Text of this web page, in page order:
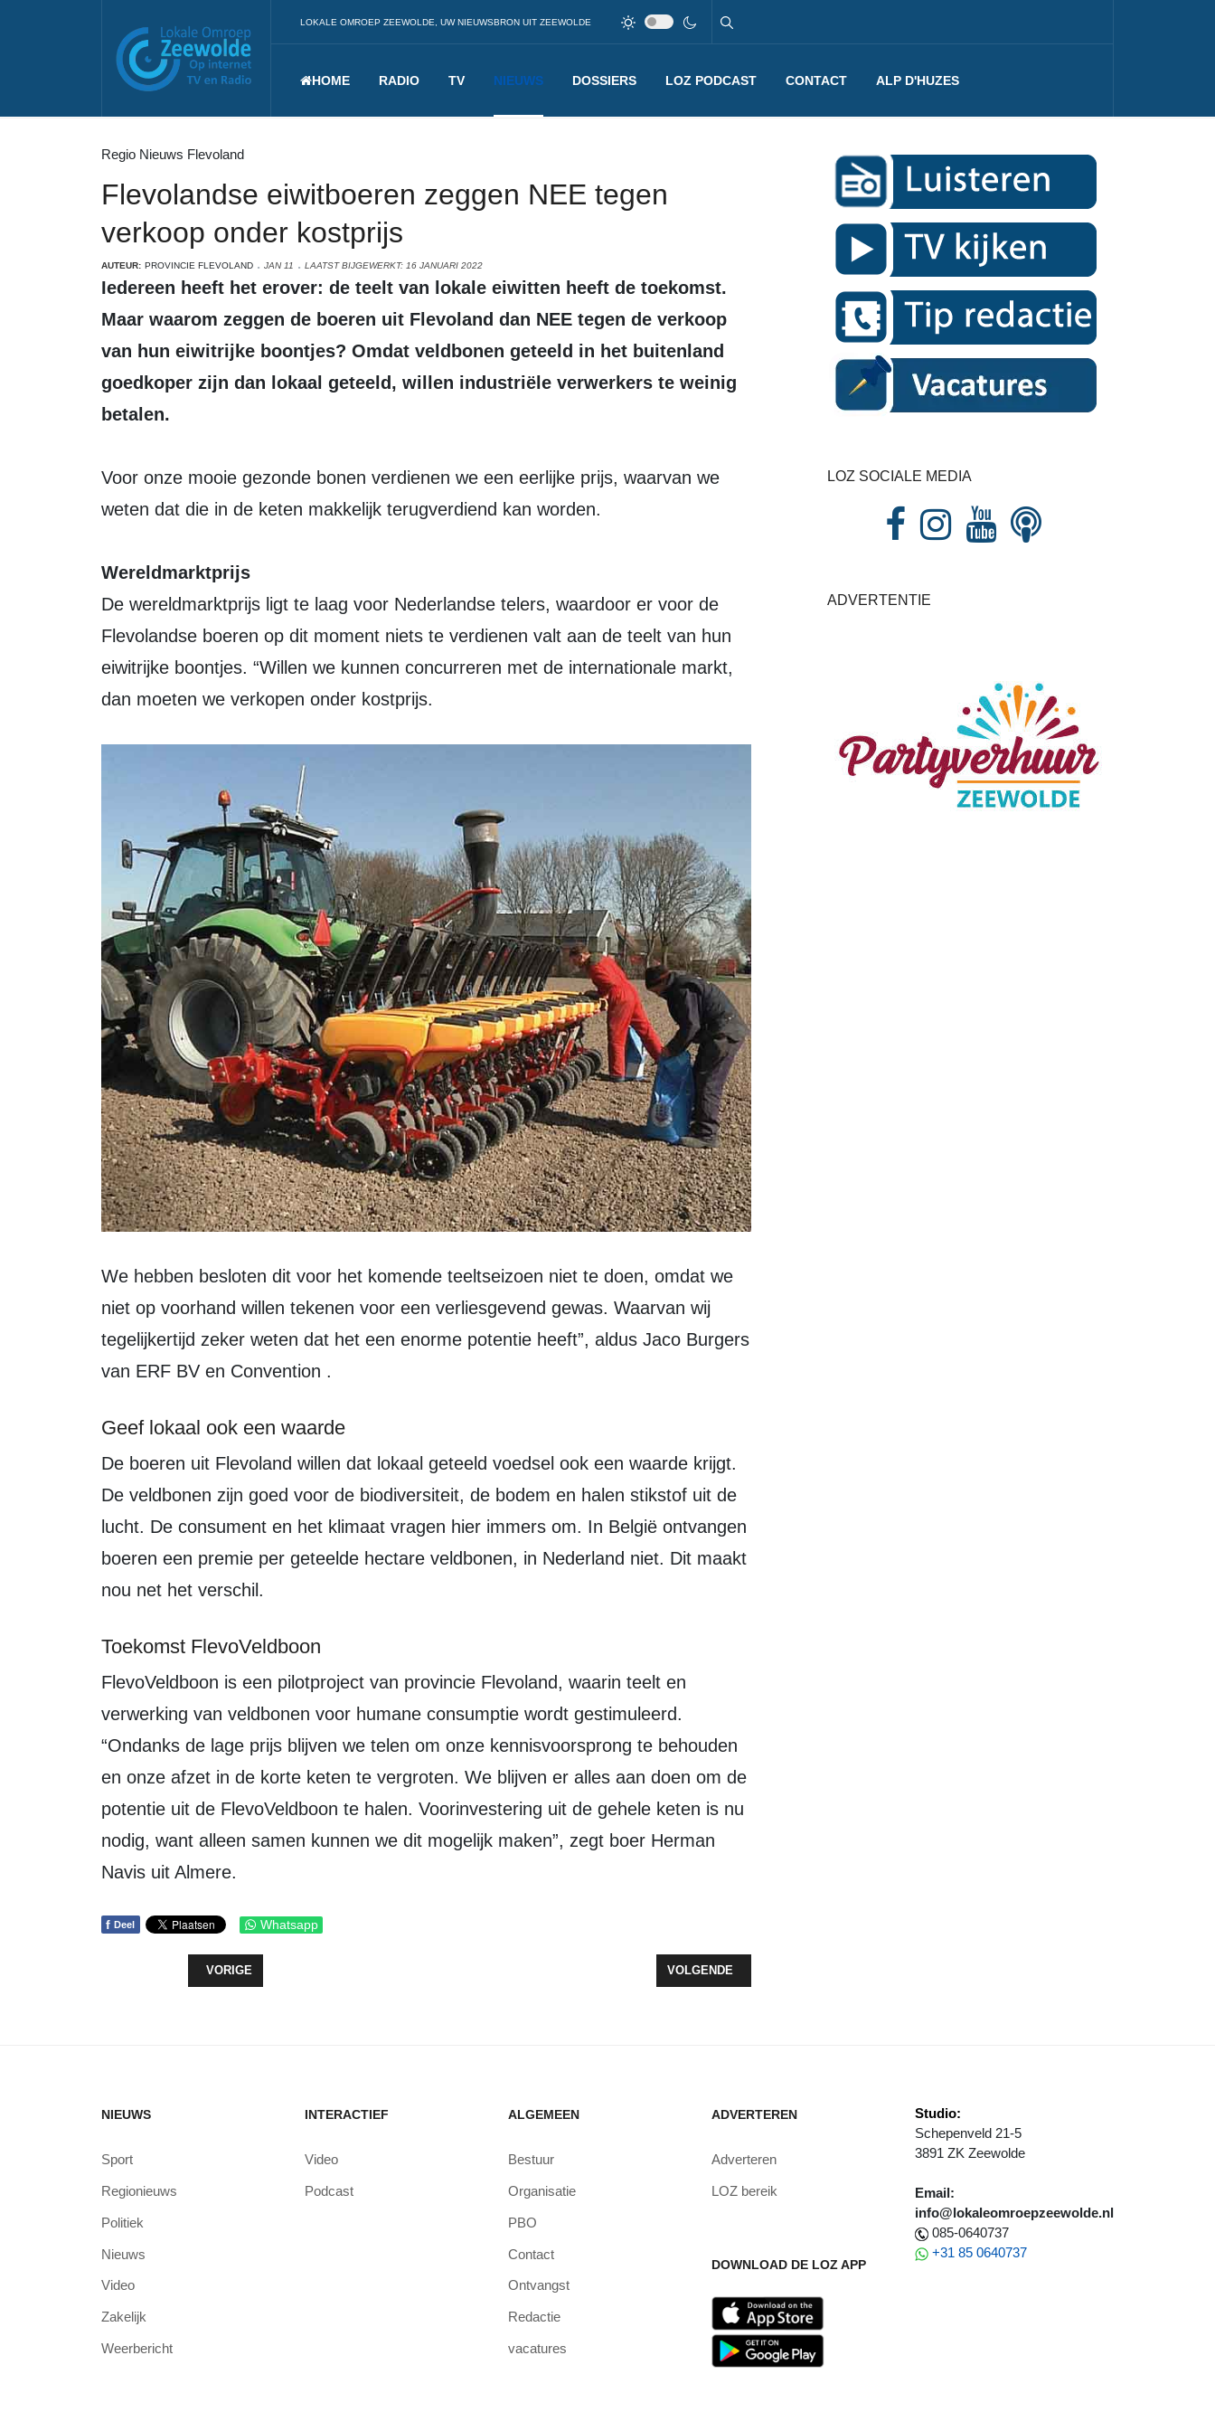
LOKALE OMROEP ZEEWOLDE, UW NIEUWSBRON UIT ZEEWOLDE
HOME RADIO TV NIEUWS DOSSIERS LOZ PODCAST CONTACT ALP D'HUZES
Regio Nieuws Flevoland
Flevolandse eiwitboeren zeggen NEE tegen
verkoop onder kostprijs
AUTEUR: PROVINCIE FLEVOLAND JAN 11 LAATST BIJGEWERKT: 16 JANUARI 2022
Iedereen heeft het erover: de teelt van lokale eiwitten heeft de toekomst.
Maar waarom zeggen de boeren uit Flevoland dan NEE tegen de verkoop
van hun eiwitrijke boontjes? Omdat veldbonen geteeld in het buitenland
goedkoper zijn dan lokaal geteeld, willen industriële verwerkers te weinig
betalen.
Voor onze mooie gezonde bonen verdienen we een eerlijke prijs, waarvan we
weten dat die in de keten makkelijk terugverdiend kan worden.
Wereldmarktprijs
De wereldmarktprijs ligt te laag voor Nederlandse telers, waardoor er voor de
Flevolandse boeren op dit moment niets te verdienen valt aan de teelt van hun
eiwitrijke boontjes. “Willen we kunnen concurreren met de internationale markt,
dan moeten we verkopen onder kostprijs.
We hebben besloten dit voor het komende teeltseizoen niet te doen, omdat we
niet op voorhand willen tekenen voor een verliesgevend gewas. Waarvan wij
tegelijkertijd zeker weten dat het een enorme potentie heeft”, aldus Jaco Burgers
van ERF BV en Convention .
Geef lokaal ook een waarde
De boeren uit Flevoland willen dat lokaal geteeld voedsel ook een waarde krijgt.
De veldbonen zijn goed voor de biodiversiteit, de bodem en halen stikstof uit de
lucht. De consument en het klimaat vragen hier immers om. In België ontvangen
boeren een premie per geteelde hectare veldbonen, in Nederland niet. Dit maakt
nou net het verschil.
Toekomst FlevoVeldboon
FlevoVeldboon is een pilotproject van provincie Flevoland, waarin teelt en
verwerking van veldbonen voor humane consumptie wordt gestimuleerd.
“Ondanks de lage prijs blijven we telen om onze kennisvoorsprong te behouden
en onze afzet in de korte keten te vergroten. We blijven er alles aan doen om de
potentie uit de FlevoVeldboon te halen. Voorinvestering uit de gehele keten is nu
nodig, want alleen samen kunnen we dit mogelijk maken”, zegt boer Herman
Navis uit Almere.
f Deel Whatsapp
VORIG ARTIKEL: EERSTE PAAL IN DE GROND
VORIGE VOLGENDE ARTIKEL: VEERTIEN CULTURELE INSTELLINGEN ONTVANGEN FINANCIËLE
VOLGENDE
LOZ SOCIALE MEDIA
ADVERTENTIE
NIEUWS
Sport
Regionieuws
Politiek
Nieuws
Video
Zakelijk
Weerbericht
INTERACTIEF
Video
Podcast
ALGEMEEN
Bestuur
Organisatie
PBO
Contact
Ontvangst
Redactie
vacatures
ADVERTEREN
Adverteren
LOZ bereik
DOWNLOAD DE LOZ APP
Studio:
Schepenveld 21-5
3891 ZK Zeewolde
Email:
info@lokaleomroepzeewolde.nl
085-0640737
+31 85 0640737